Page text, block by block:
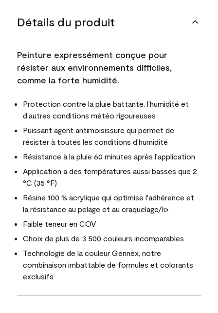
Détails du produit
Peinture expressément conçue pour
résister aux environnements difficiles,
comme la forte humidité.
Protection contre la pluie battante, l'humidité et
d'autres conditions météo rigoureuses
Puissant agent antimoisissure qui permet de
résister à toutes les conditions d'humidité
Résistance à la pluie 60 minutes après l'application
Application à des températures aussi basses que 2
°C (35 °F)
Résine 100 % acrylique qui optimise l'adhérence et
la résistance au pelage et au craquelage/li>
Faible teneur en COV
Choix de plus de 3 500 couleurs incomparables
Technologie de la couleur Gennex, notre
combinaison imbattable de formules et colorants
exclusifs